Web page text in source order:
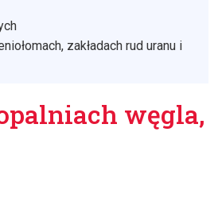
zakładach rud uranu i
węgla,